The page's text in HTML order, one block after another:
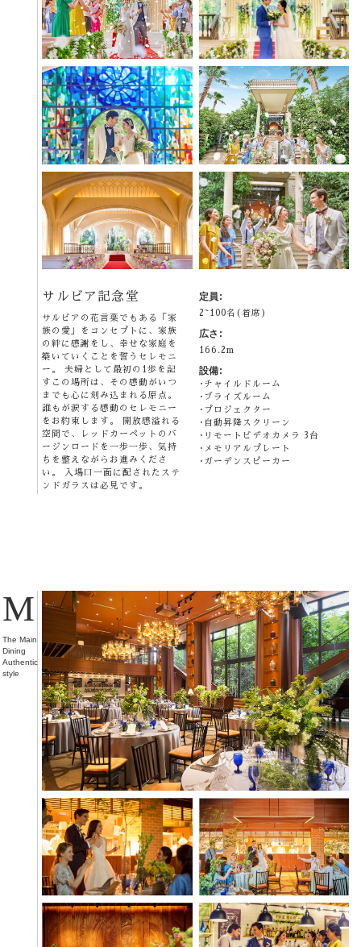
サルビア記念堂
サルビアの花言葉でもある「家
族の愛」をコンセプトに、家族
の絆に感謝をし、幸せな家庭を
築いていくことを誓うセレモニ
ー。 夫婦として最初の1歩を記
すこの場所は、その感動がいつ
までも心に刻み込まれる原点。
誰もが涙する感動のセレモニー
をお約束します。 開放感溢れる
空間で、レッドカーペットのバ
ージンロードを一歩一歩、気持
ちを整えながらお進みくださ
い。 入場口一面に配されたステ
ンドガラスは必見です。
定員:
2~100名(着席)
広さ:
166.2m
設備:
チャイルドルーム
ブライズルーム
プロジェクター
自動昇降スクリーン
リモートビデオカメラ 3台
メモリアルプレート
ガーデンスピーカー
M
The Main
Dining
Authentic
style